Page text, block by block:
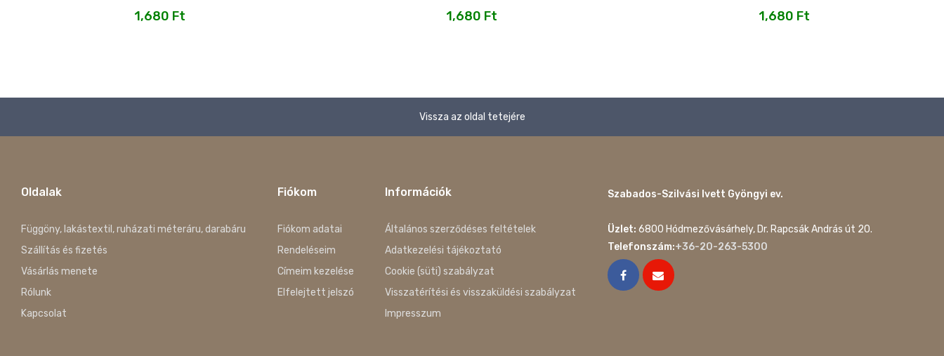
1,680 Ft 1,680 Ft 1,680 Ft
Vissza az oldal tetejére
Oldalak
Függöny, lakástextil, ruházati méteráru, darabáru
Szállítás és fizetés
Vásárlás menete
Rólunk
Kapcsolat
Fiókom
Fiókom adatai
Rendeléseim
Címeim kezelése
Elfelejtett jelszó
Információk
Általános szerződéses feltételek
Adatkezelési tájékoztató
Cookie (süti) szabályzat
Visszatérítési és visszaküldési szabályzat
Impresszum
Szabados-Szilvási Ivett Gyöngyi ev.
Üzlet: 6800 Hódmezővásárhely, Dr. Rapcsák András út 20.
Telefonszám:+36-20-263-5300